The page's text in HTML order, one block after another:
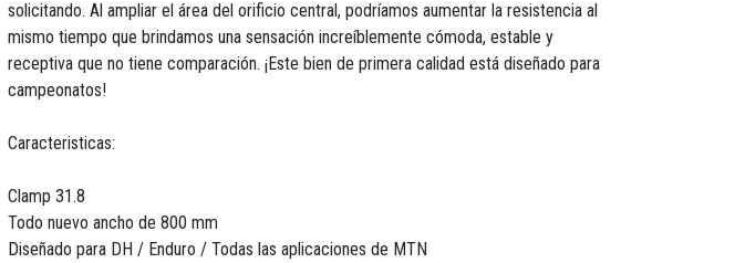
solicitando. Al ampliar el área del orificio central, podríamos aumentar la resistencia al
mismo tiempo que brindamos una sensación increíblemente cómoda, estable y
receptiva que no tiene comparación. ¡Este bien de primera calidad está diseñado para
campeonatos!
Caracteristicas:
Clamp 31.8
Todo nuevo ancho de 800 mm
Diseñado para DH / Enduro / Todas las aplicaciones de MTN